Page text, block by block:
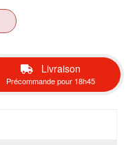
Livraison
Précommande pour 18h45